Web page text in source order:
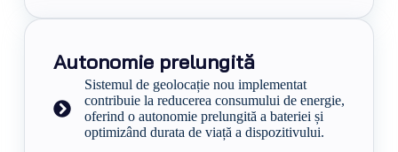
Autonomie prelungită
Sistemul de geolocație nou implementat
contribuie la reducerea consumului de energie,
oferind o autonomie prelungită a bateriei și
optimizând durata de viață a dispozitivului.